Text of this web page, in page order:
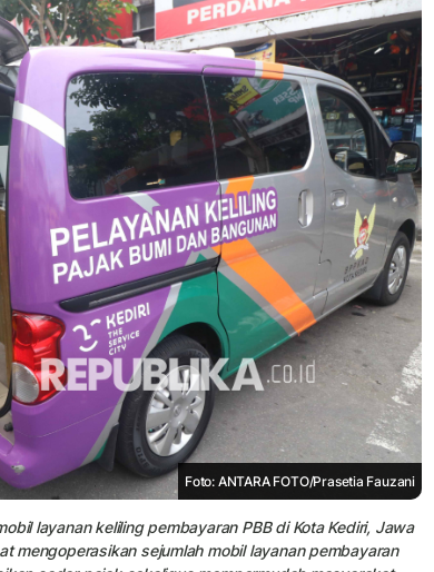
Foto: ANTARA FOTO/Prasetia Fauzani
layanan keliling pembayaran PBB di Kota Kediri, Jawa
mengoperasikan sejumlah mobil layanan pembayaran